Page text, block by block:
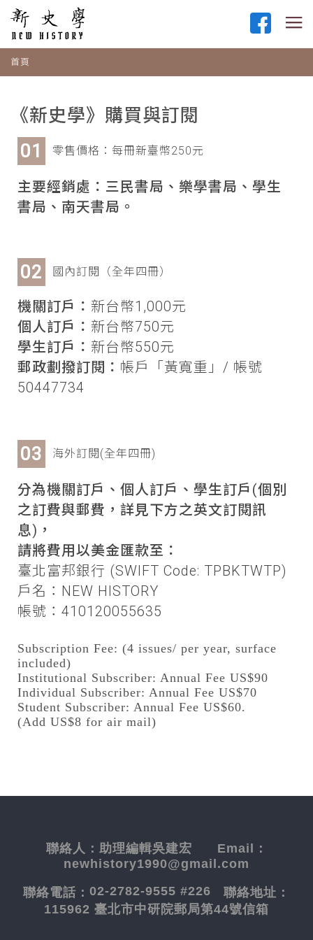
首頁
《新史學》購買與訂閱
零售價格：每冊新臺幣250元
主要經銷處：三民書局、樂學書局、學生
書局、南天書局。
國內訂閱（全年四冊）
機關訂戶： 新台幣1,000元
個人訂戶： 新台幣750元
學生訂戶： 新台幣550元
郵政劃撥訂閱： 帳戶「黃寬重」/ 帳號
50447734
海外訂閱(全年四冊)
分為機關訂戶、個人訂戶、學生訂戶(個別
之訂費與郵費，詳見下方之英文訂閱訊
息)，
請將費用以美金匯款至：
臺北富邦銀行 (SWIFT Code: TPBKTWTP)
戶名：NEW HISTORY
帳號：410120055635
Subscription Fee: (4 issues/ per year, surface
included)
Institutional Subscriber: Annual Fee US$90
Individual Subscriber: Annual Fee US$70
Student Subscriber: Annual Fee US$60.
(Add US$8 for air mail)
聯絡人： 助理編輯吳建宏 Email：
newhistory1990@gmail.com
聯絡電話： 02-2782-9555 #226 聯絡地址：
115962 臺北市中研院郵局第44號信箱